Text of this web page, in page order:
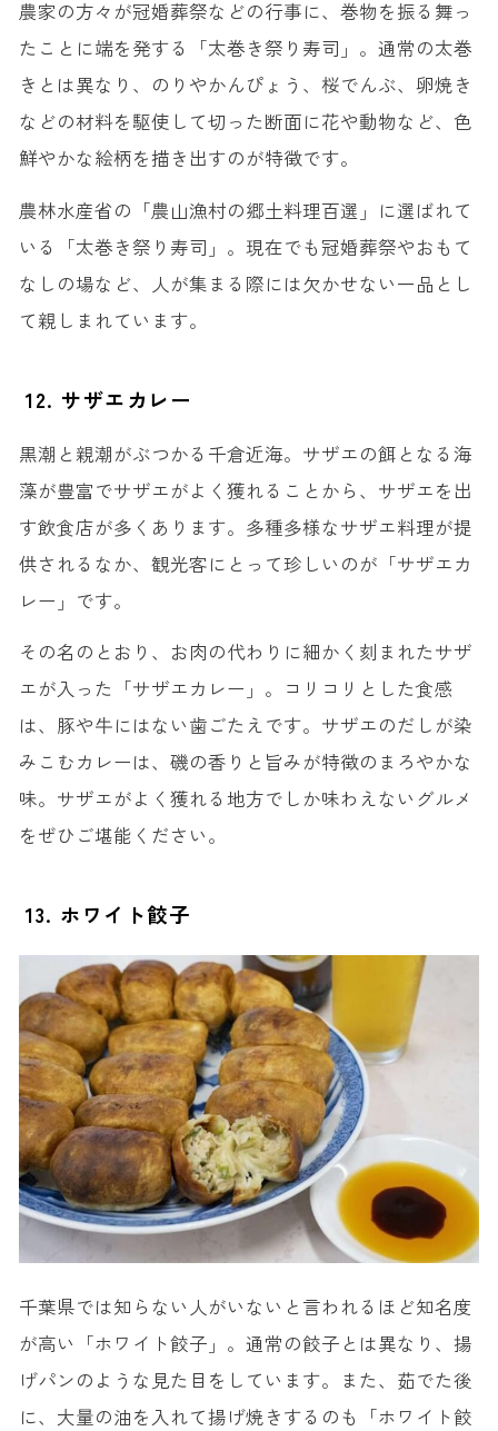
農家の方々が冠婚葬祭などの行事に、巻物を振る舞っ
たことに端を発する「太巻き祭り寿司」。通常の太巻
きとは異なり、のりやかんぴょう、桜でんぶ、卵焼き
などの材料を駆使して切った断面に花や動物など、色
鮮やかな絵柄を描き出すのが特徴です。
農林水産省の「農山漁村の郷土料理百選」に選ばれて
いる「太巻き祭り寿司」。現在でも冠婚葬祭やおもて
なしの場など、人が集まる際には欠かせない一品とし
て親しまれています。
12. サザエカレー
黒潮と親潮がぶつかる千倉近海。サザエの餌となる海
藻が豊富でサザエがよく獲れることから、サザエを出
す飲食店が多くあります。多種多様なサザエ料理が提
供されるなか、観光客にとって珍しいのが「サザエカ
レー」です。
その名のとおり、お肉の代わりに細かく刻まれたサザ
エが入った「サザエカレー」。コリコリとした食感
は、豚や牛にはない歯ごたえです。サザエのだしが染
みこむカレーは、磯の香りと旨みが特徴のまろやかな
味。サザエがよく獲れる地方でしか味わえないグルメ
をぜひご堪能ください。
13. ホワイト餃子
千葉県では知らない人がいないと言われるほど知名度
が高い「ホワイト餃子」。通常の餃子とは異なり、揚
げパンのような見た目をしています。また、茹でた後
に、大量の油を入れて揚げ焼きするのも「ホワイト餃